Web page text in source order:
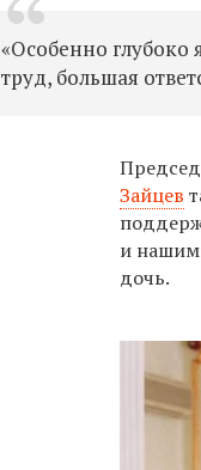
«Особенно глубоко
труд, большая
Зайцев
и
дочь.